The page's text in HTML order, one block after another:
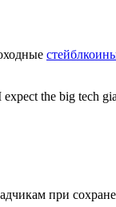
the big tech
при